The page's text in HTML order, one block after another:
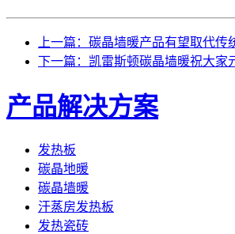
上一篇：碳晶墙暖产品有望取代传
下一篇：凯雷斯顿碳晶墙暖祝大家
产品解决方案
发热板
碳晶地暖
碳晶墙暖
汗蒸房发热板
发热瓷砖